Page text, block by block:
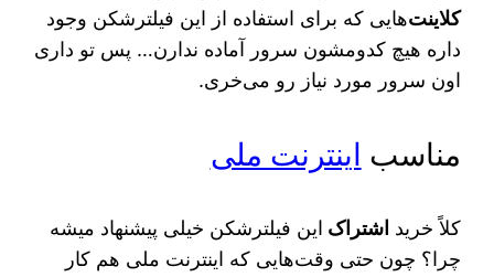
کلاینت‌هایی که برای استفاده از این فیلترشکن وجود
داره هیچ کدومشون سرور آماده ندارن… پس تو داری
اون سرور مورد نیاز رو می‌خری.
مناسب اینترنت ملی
کلاً خرید اشتراک این فیلترشکن خیلی پیشنهاد میشه
چرا؟ چون حتی وقت‌هایی که اینترنت ملی هم کار